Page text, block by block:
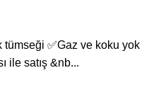
✅Gaz ve koku yok
ile satış &nb...